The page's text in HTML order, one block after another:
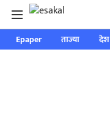
Epaper ताज्या देश